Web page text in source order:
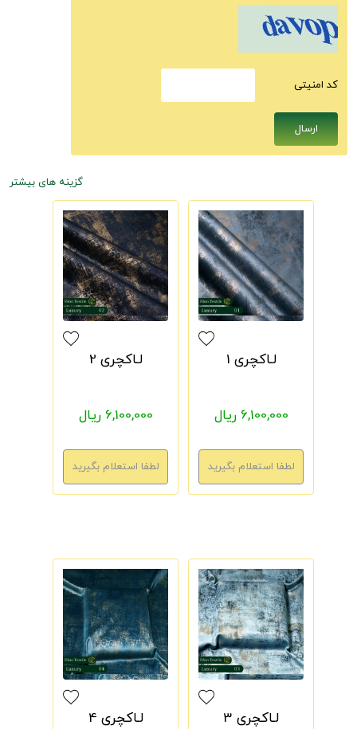
كد امنيتى
گزینه های بیشتر
لـاکچری 1
6,100,000 ریال
لـاکچری 2
6,100,000 ریال
لـاکچری 3 لـاکچری 4